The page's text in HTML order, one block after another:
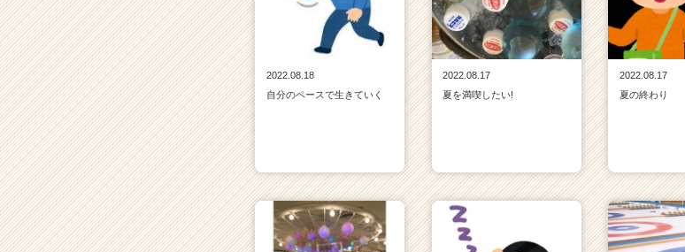
2022.08.18
自分のペースで生きていく
2022.08.17
夏を満喫したい!
2022.08.17
夏の終わり